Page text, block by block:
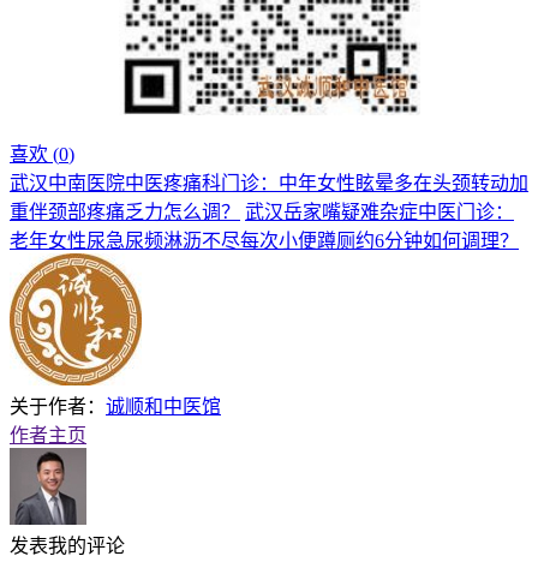
喜欢 (0)
武汉中南医院中医疼痛科门诊：中年女性眩晕多在头颈转动加
重伴颈部疼痛乏力怎么调？
武汉岳家嘴疑难杂症中医门诊：
老年女性尿急尿频淋沥不尽每次小便蹲厕约6分钟如何调理？
关于作者： 诚顺和中医馆
作者主页
发表我的评论